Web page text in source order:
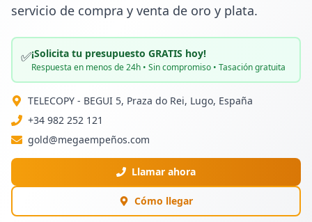
servicio de compra y venta de oro y plata.
✅¡Solicita tu presupuesto GRATIS hoy!
Respuesta en menos de 24h • Sin compromiso • Tasación gratuita
TELECOPY - BEGUI 5, Praza do Rei, Lugo, España
+34 982 252 121
gold@megaempeños.com
Llamar ahora
Cómo llegar